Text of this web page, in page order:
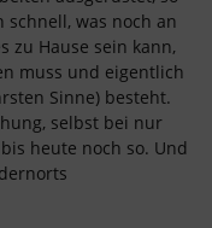
was noch an
zu Hause sein kann,
muss und eigentlich
Sinne) besteht.
selbst bei nur
heute noch so. Und